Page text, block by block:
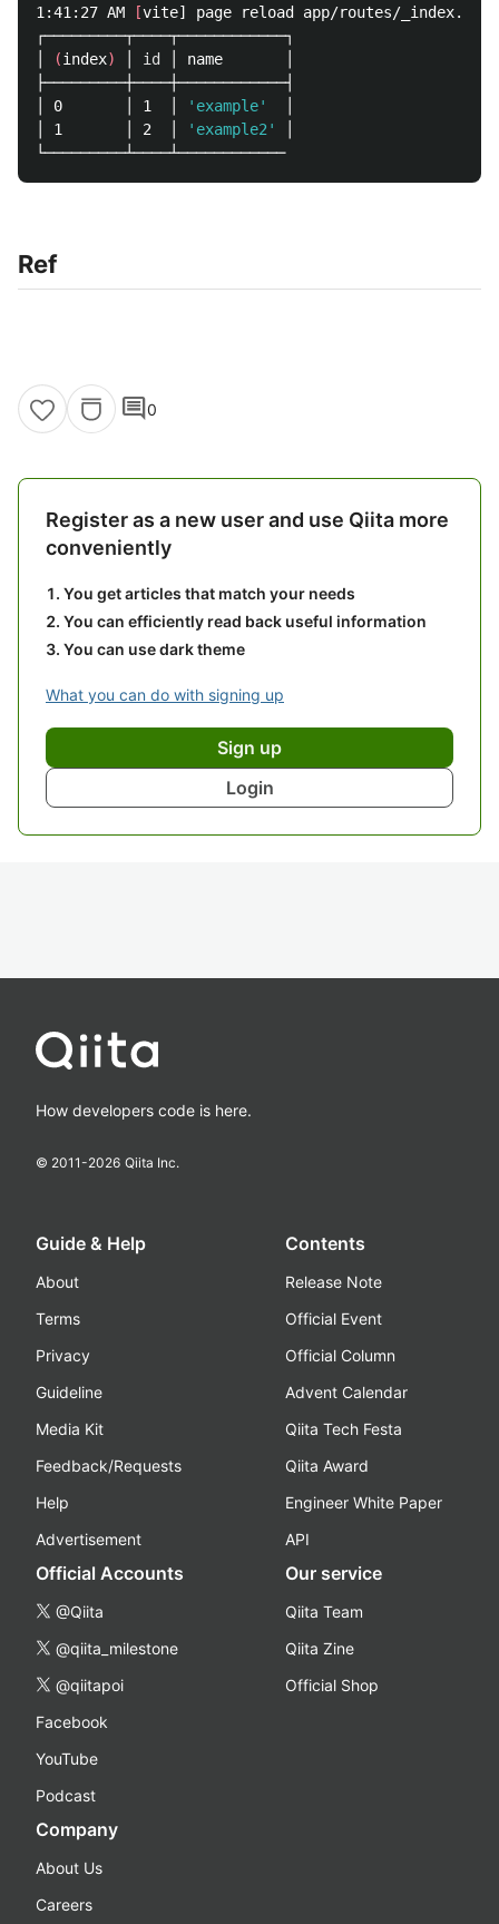
1:41:27 AM [vite] page reload app/routes/_index.tsx
┌─────────┬────┬────────────┐
(index) id
│ name       │
├─────────┼────┼────────────┤
│ 0       │ 1  │
'example'
│ 1       │ 2  │
'example2'
Ref
comment0
Register as a new user and use Qiita more
conveniently
You get articles that match your needs
You can efficiently read back useful information
You can use dark theme
What you can do with signing up
Sign up
Login
How developers code is here.
© 2011-2026 Qiita Inc.
Guide & Help
About
Terms
Privacy
Guideline
Media Kit
Feedback/Requests
Help
Advertisement
Contents
Release Note
Official Event
Official Column
Advent Calendar
Qiita Tech Festa
Qiita Award
Engineer White Paper
API
Official Accounts
@Qiita
@qiita_milestone
@qiitapoi
Facebook
YouTube
Podcast
Our service
Qiita Team
Qiita Zine
Official Shop
Company
About Us
Careers